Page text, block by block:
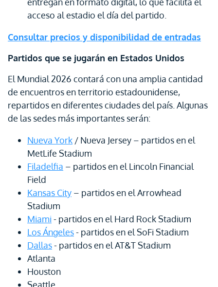
acceso al estadio el día del partido.
Consultar precios y disponibilidad de entradas
Partidos que se jugarán en Estados Unidos
El Mundial 2026 contará con una amplia cantidad
de encuentros en territorio estadounidense,
repartidos en diferentes ciudades del país. Algunas
de las sedes más importantes serán:
Nueva York / Nueva Jersey – partidos en el
MetLife Stadium
Filadelfia – partidos en el Lincoln Financial
Field
Kansas City – partidos en el Arrowhead
Stadium
Miami - partidos en el Hard Rock Stadium
Los Ángeles- partidos en el SoFi Stadium
Dallas- partidos en el AT&T Stadium
Atlanta
Houston
Seattle